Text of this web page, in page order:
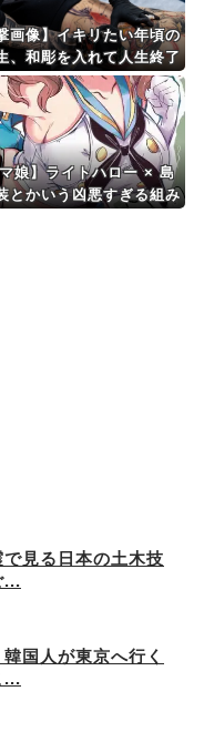
画像】イキリたい年頃の
、和彫を入れて人生終了
⇒！！！
娘】ライトハロー × 島
とかいう凶悪すぎる組み
見る日本の土木技
...
国人が東京へ行く
...